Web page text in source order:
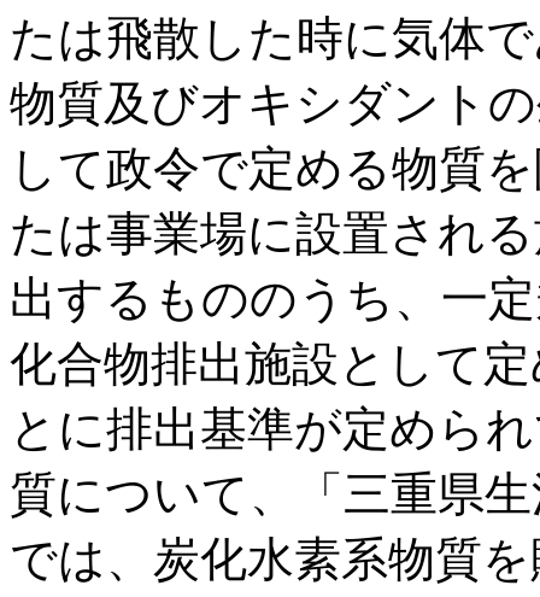
たは飛散した時に気体
物質及びオキシダント
して政令で定める物質
たは事業場に設置され
出するもののうち、一
化合物排出施設として
とに排出基準が定めら
質について、「三重県
では、炭化水素系物質